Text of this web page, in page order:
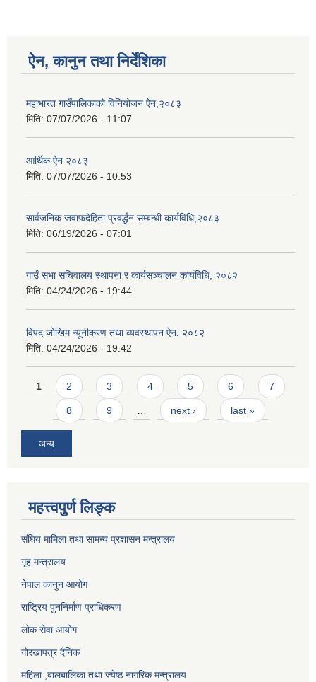
ऐन, कानुन तथा निर्देशिका
महाभारत गाउँपालिकाको विनियोजन ऐन,२०८३
मिति: 07/07/2026 - 11:07
आर्थिक ऐन २०८३
मिति: 07/07/2026 - 10:53
सार्वजनिक जवाफदेहिता प्रवर्द्धन सम्बन्धी कार्यविधि,२०८३
मिति: 06/19/2026 - 07:01
गाउँ सभा सचिवालय स्थापना र कार्यसञ्चालन कार्यविधि, २०८२
मिति: 04/24/2026 - 19:44
विपद् जोखिम न्यूनीकरण तथा व्यवस्थापन ऐन, २०८२
मिति: 04/24/2026 - 19:42
Pages
1 2 3 4 5 6 7
8 9 next › last »
अन्य
महत्त्वपुर्ण लिङ्क
संघिय मामिला तथा सामन्य प्रशासन मन्त्रालय
गृह मन्त्रालय
नेपाल कानुन आयोग
राष्ट्रिय पुननिर्माण प्राधिकरण
लोक सेवा आयोग
गोरखापत्र दैनिक
महिला ,बालबालिका तथा ज्येष्ठ नागरिक मन्त्रालय